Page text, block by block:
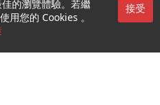
的瀏覽體驗。若繼
用您的 Cookies 。
接受